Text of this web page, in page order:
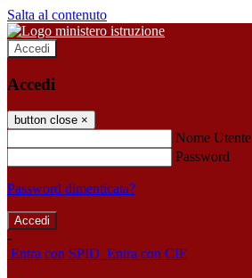
Salta al contenuto
Accedi
Accedi
button close ×
Nome Utente
Password
Password dimenticata?
-
Entra con SPID Entra con CIE